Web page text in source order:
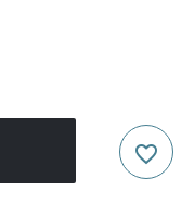
favorite_border